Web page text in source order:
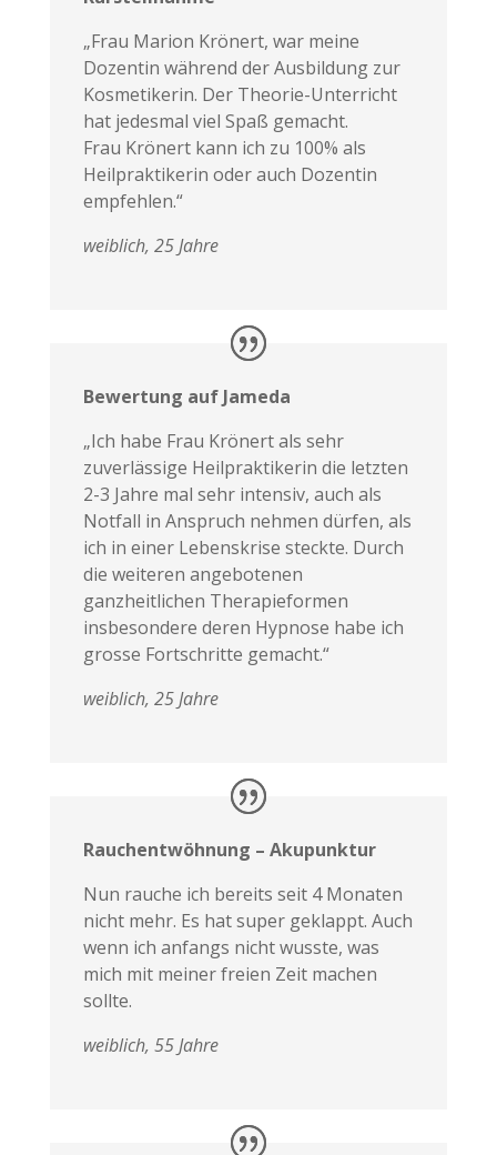
„Frau Marion Krönert, war meine
Dozentin während der Ausbildung zur
Kosmetikerin. Der Theorie-Unterricht
hat jedesmal viel Spaß gemacht.
Frau Krönert kann ich zu 100% als
Heilpraktikerin oder auch Dozentin
empfehlen.“
weiblich, 25 Jahre
Bewertung auf Jameda
„Ich habe Frau Krönert als sehr
zuverlässige Heilpraktikerin die letzten
2-3 Jahre mal sehr intensiv, auch als
Notfall in Anspruch nehmen dürfen, als
ich in einer Lebenskrise steckte. Durch
die weiteren angebotenen
ganzheitlichen Therapieformen
insbesondere deren Hypnose habe ich
grosse Fortschritte gemacht.“
weiblich, 25 Jahre
Rauchentwöhnung – Akupunktur
Nun rauche ich bereits seit 4 Monaten
nicht mehr. Es hat super geklappt. Auch
wenn ich anfangs nicht wusste, was
mich mit meiner freien Zeit machen
sollte.
weiblich, 55 Jahre